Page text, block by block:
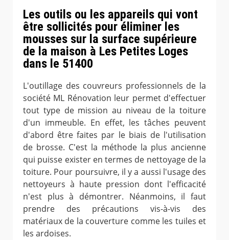
Les outils ou les appareils qui vont
être sollicités pour éliminer les
mousses sur la surface supérieure
de la maison à Les Petites Loges
dans le 51400
L'outillage des couvreurs professionnels de la
société ML Rénovation leur permet d'effectuer
tout type de mission au niveau de la toiture
d'un immeuble. En effet, les tâches peuvent
d'abord être faites par le biais de l'utilisation
de brosse. C'est la méthode la plus ancienne
qui puisse exister en termes de nettoyage de la
toiture. Pour poursuivre, il y a aussi l'usage des
nettoyeurs à haute pression dont l'efficacité
n'est plus à démontrer. Néanmoins, il faut
prendre des précautions vis-à-vis des
matériaux de la couverture comme les tuiles et
les ardoises.